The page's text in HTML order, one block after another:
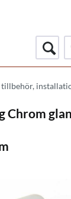
tillbehör,